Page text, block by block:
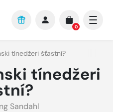
0
tínedžeri šťastní?
tínedžeri
Sandahl